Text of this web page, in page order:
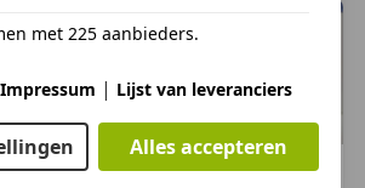
zodat wij met u contact op
vertellen u alles wat wij weten
zodat u weet wat u koopt.
350 Royal EnfieldHimalayan
met 225 aanbieders.
Impressum | Lijst van leveranciers
Alles accepteren